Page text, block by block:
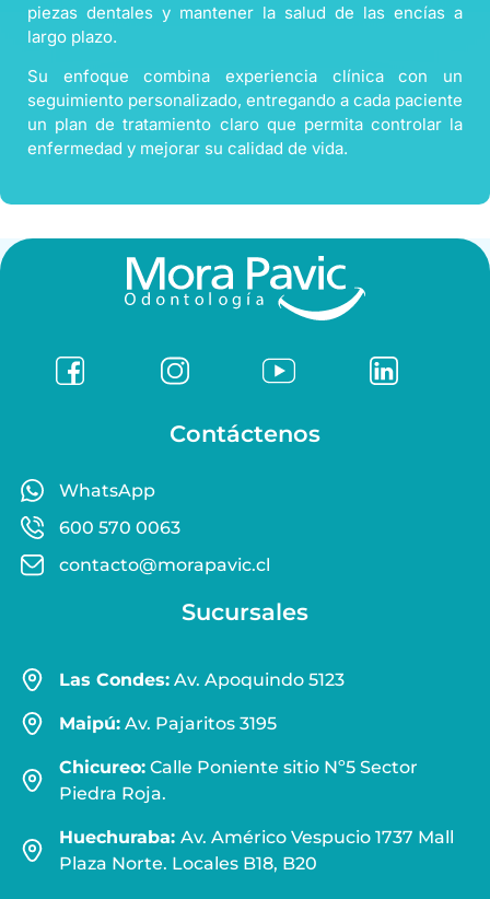
piezas dentales y mantener la salud de las encías a
largo plazo.
Su enfoque combina experiencia clínica con un
seguimiento personalizado, entregando a cada paciente
un plan de tratamiento claro que permita controlar la
enfermedad y mejorar su calidad de vida.
Contáctenos
WhatsApp
600 570 0063
contacto@morapavic.cl
Sucursales
Las Condes: Av. Apoquindo 5123
Maipú: Av. Pajaritos 3195
Chicureo: Calle Poniente sitio Nº5 Sector
Piedra Roja.
Huechuraba:Av. Américo Vespucio 1737 Mall
Plaza Norte. Locales B18, B20